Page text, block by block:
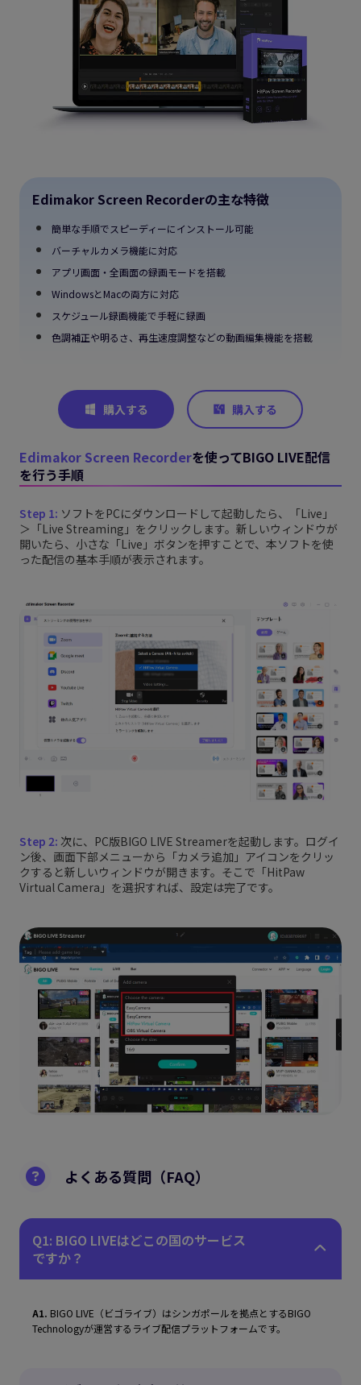
Edimakor Screen Recorderの主な特徴
簡単な手順でスピーディーにインストール可能
バーチャルカメラ機能に対応
アプリ画面・全画面の録画モードを搭載
WindowsとMacの両方に対応
スケジュール録画機能で手軽に録画
色調補正や明るさ、再生速度調整などの動画編集機能を搭載
Edimakor Screen Recorderを使ってBIGO LIVE配信
を行う手順
Step 1: ソフトをPCにダウンロードして起動したら、「Live」
＞「Live Streaming」をクリックします。新しいウィンドウが
開いたら、小さな「Live」ボタンを押すことで、本ソフトを使
った配信の基本手順が表示されます。
Step 2: 次に、PC版BIGO LIVE Streamerを起動します。ログイ
ン後、画面下部メニューから「カメラ追加」アイコンをクリッ
クすると新しいウィンドウが開きます。そこで「HitPaw
Virtual Camera」を選択すれば、設定は完了です。
よくある質問（FAQ）
Q1: BIGO LIVEはどこの国のサービス
ですか？
A1. BIGO LIVE（ビゴライブ）はシンガポールを拠点とするBIGO
Technologyが運営するライブ配信プラットフォームです。